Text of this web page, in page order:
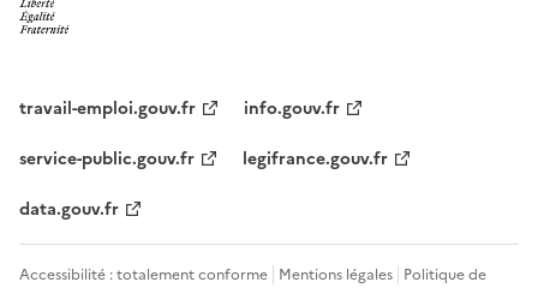
travail-emploi.gouv.fr
info.gouv.fr
service-public.gouv.fr
legifrance.gouv.fr
data.gouv.fr
Accessibilité : totalement conforme Mentions légales Politique de